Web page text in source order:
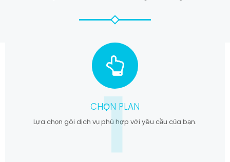
CHỌN PLAN
Lựa chọn gói dịch vụ phù hợp với yêu cầu của bạn.
1